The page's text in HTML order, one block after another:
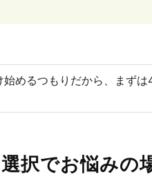
始めるつもりだから、まず
択でお悩みの